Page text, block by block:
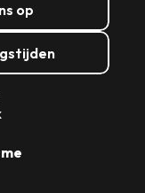
op